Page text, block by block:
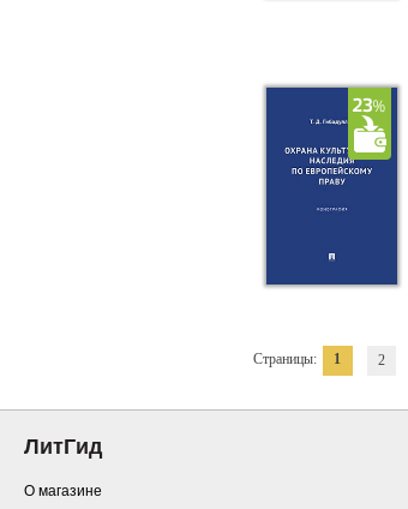
Страницы: 1 2
ЛитГид
О магазине